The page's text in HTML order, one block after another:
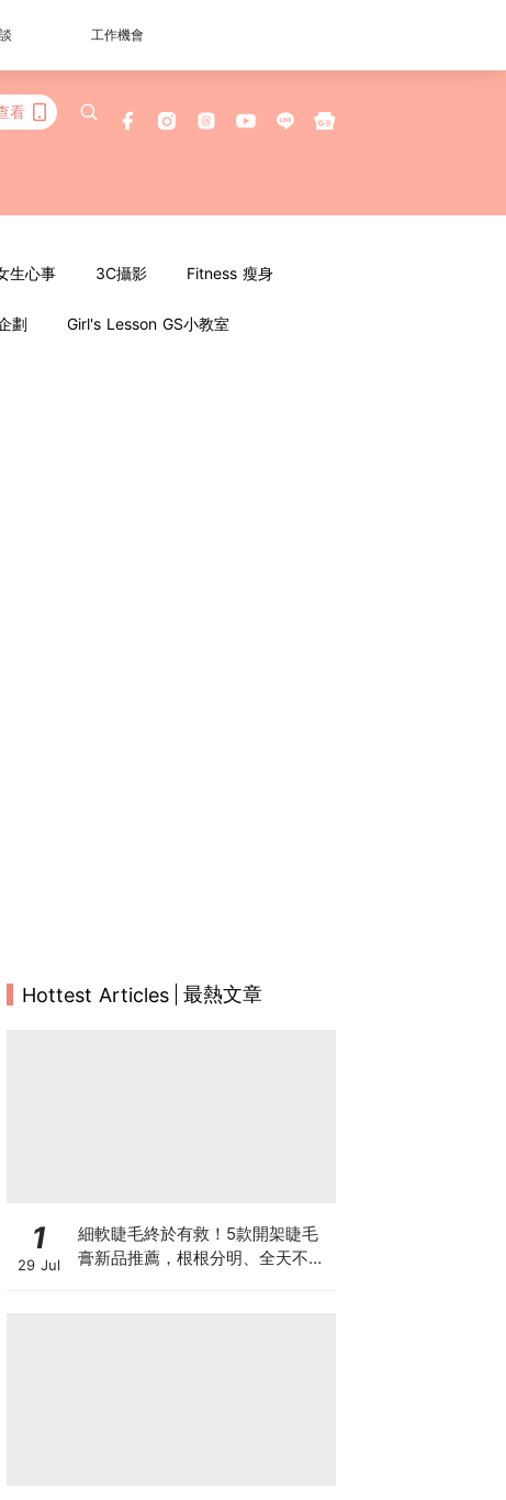
工作機會
看
生心事 3C攝影 Fitness 瘦身
劃 Girl's Lesson GS小教室
Hottest Articles 最熱文章
1
29 Jul
細軟睫毛終於有救！5款開架睫毛
膏新品推薦，根根分明、全天不塌